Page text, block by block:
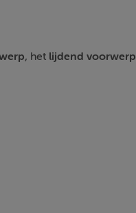
, het lijdend voorwerp